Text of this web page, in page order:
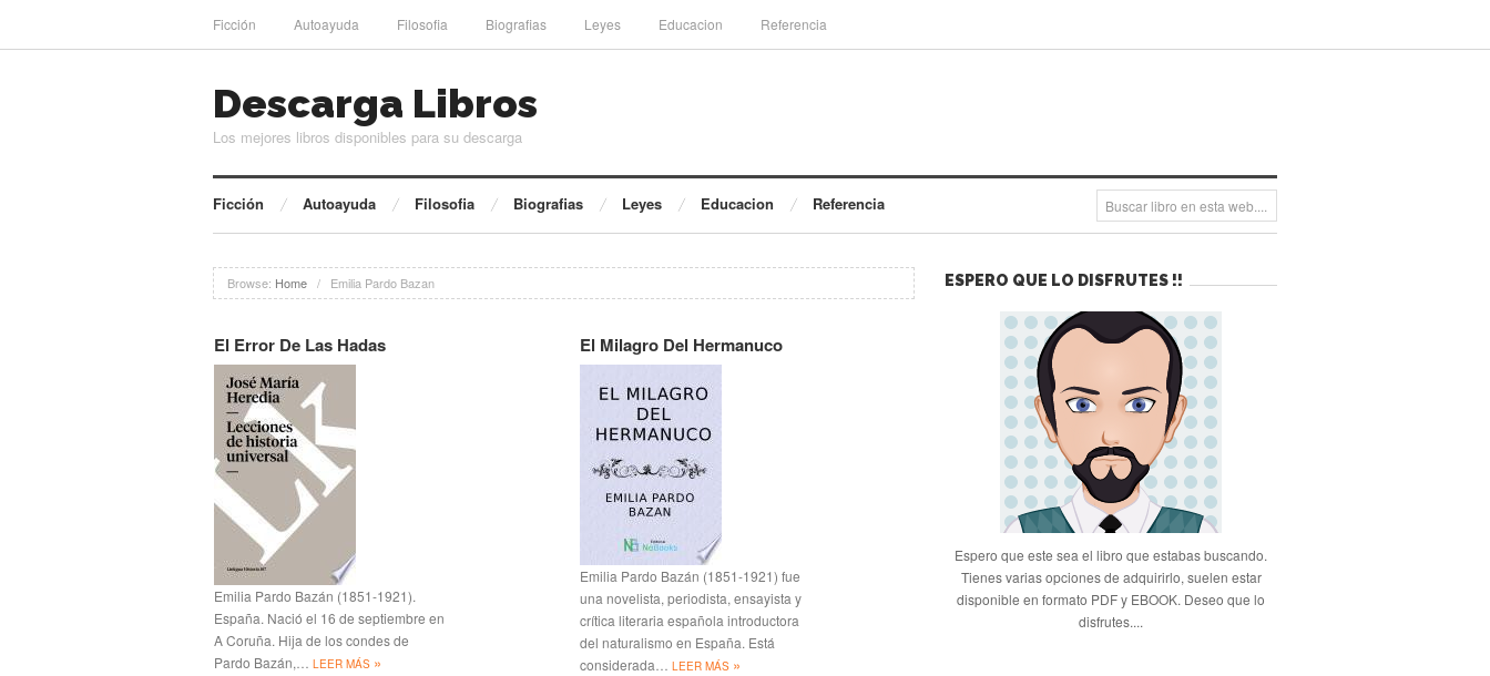
Ficción Autoayuda Filosofia Biografias Leyes Educacion Referencia
Descarga Libros
Los mejores libros disponibles para su descarga
Ficción Autoayuda Filosofia Biografias Leyes Educacion Referencia
Browse: Home / Emilia Pardo Bazan
El Error De Las Hadas
Emilia Pardo Bazán (1851-1921).
España. Nació el 16 de septiembre en
A Coruña. Hija de los condes de
Pardo Bazán,…LEER MÁS »
El Milagro Del Hermanuco
Emilia Pardo Bazán (1851-1921) fue
una novelista, periodista, ensayista y
crítica literaria española introductora
del naturalismo en España. Está
considerada…LEER MÁS »
ESPERO QUE LO DISFRUTES !!
Espero que este sea el libro que estabas buscando.
Tienes varias opciones de adquirirlo, suelen estar
disponible en formato PDF y EBOOK. Deseo que lo
disfrutes....